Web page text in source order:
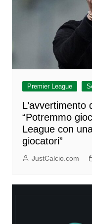
Premier League
L’avvertimento
“Potremmo
League con
giocatori”
JustCalcio.com